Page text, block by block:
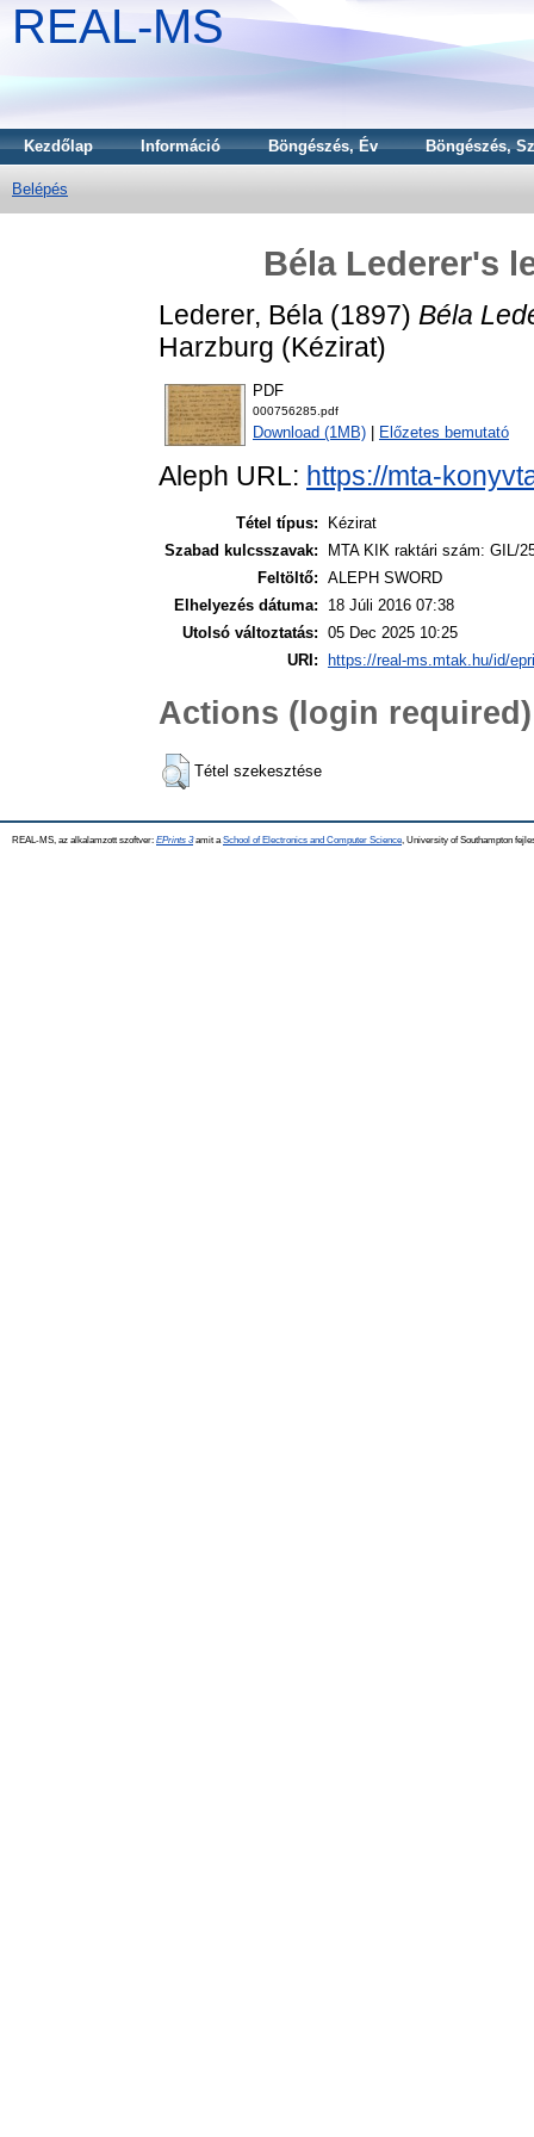
REAL-MS
Kezdőlap Információ Böngészés, Év Böngészés,
Belépés
Béla Lederer's
Lederer, Béla (1897) Béla
Harzburg (Kézirat)
PDF
000756285.pdf
Download (1MB) Előzetes bemutató
Aleph URL: https://mta-
Tétel típus:
Kézirat
Szabad kulcsszavak:
MTA KIK raktári szám: GIL/
Feltöltő: ALEPH SWORD
Elhelyezés dátuma:
18 Júli 2016 07:38
Utolsó változtatás: 05 Dec 2025 10:25
URI:
https://real-ms.mtak.hu/id/
Actions (login required)
Tétel szekesztése
REAL-MS, az alkalamzott szoftver: EPrints 3amit a School of Electronics and Computer Science , University of Southampton